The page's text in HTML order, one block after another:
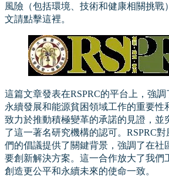
風險（包括環境、技術和健康相關挑戰
文請點擊這裡。
這篇文章發表在RSPRC的平台上，強
永續發展和能源貧困領域工作的重要性
致力於推動積極變革的承諾的見證，並
了這一著名研究機構的認可。RSPRC
們的倡議提供了關鍵背景，強調了在社
要創新解決方案。這一合作放大了我們
創造更公平和永續未來的使命一致。